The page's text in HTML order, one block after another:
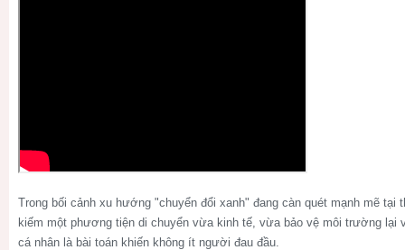
Trong bối cảnh xu hướng "chuyển đổi xanh" đang càn quét mạnh mẽ
kiếm một phương tiện di chuyển vừa kinh tế, vừa bảo vệ môi trường lại
cá nhân là bài toán khiến không ít người đau đầu.